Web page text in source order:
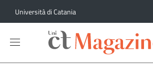
Università di Catania